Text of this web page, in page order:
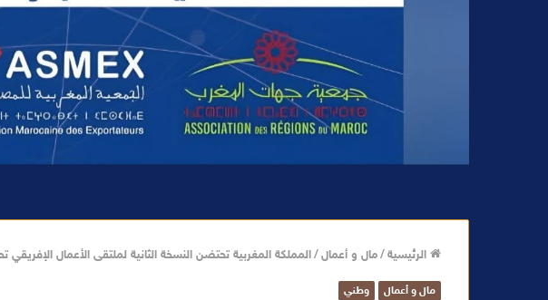
الرئيسية/مال و أعمال/المملكة المغربية تحتضن النسخة الثانية لملتقى الأعمال الإفريقي
مال و أعمال وطني